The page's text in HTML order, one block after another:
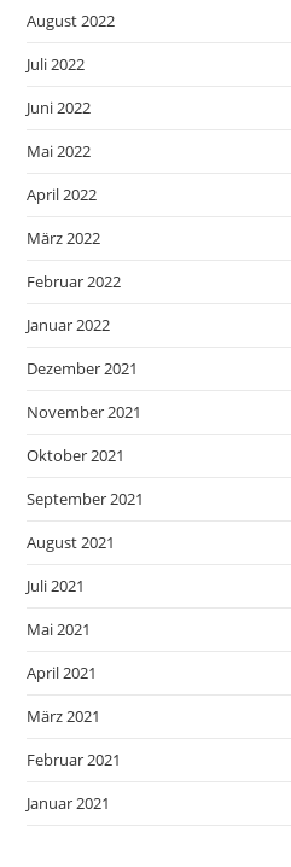
August 2022
Juli 2022
Juni 2022
Mai 2022
April 2022
März 2022
Februar 2022
Januar 2022
Dezember 2021
November 2021
Oktober 2021
September 2021
August 2021
Juli 2021
Mai 2021
April 2021
März 2021
Februar 2021
Januar 2021